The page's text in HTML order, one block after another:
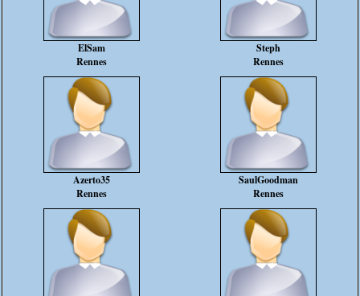
ElSam
Rennes
Steph
Rennes
Azerto35
Rennes
SaulGoodman
Rennes